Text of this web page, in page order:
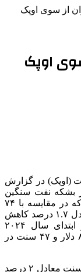
از سوی اوپک
اوپک
(اوپک) در گزارش
بشکه نفت سنگین
ایران در نوامبر، به ۷۲ دلار و ۸۱ سنت رسید که در مقایسه با ۷۴
دلار و ۶ سنت در اکتبر، یک دلار و ۲۵ سنت معادل ۱.۷ درصد کاهش
داشت. میانگین قیمت نفت سنگین ایران از ابتدای سال ۲۰۲۴
تاکنون، به ۸۰ دلار و ۳۰ سنت در مقایسه با ۸۳ دلار و ۴۷ سنت در
ارزش سبد نفتی اوپک در نوامبر، یک دلار و ۴۷ سنت معادل ۲ درصد